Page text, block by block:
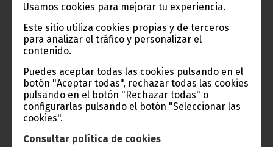
Usamos cookies para mejorar tu experiencia.
Este sitio utiliza cookies propias y de terceros
para analizar el tráfico y personalizar el
contenido.
Puedes aceptar todas las cookies pulsando en el
botón "Aceptar todas", rechazar todas las cookies
pulsando en el botón "Rechazar todas" o
configurarlas pulsando el botón "Seleccionar las
cookies".
Consultar política de cookies
Información de Guinea Ecuatorial
TVGE
Radio Nacional de Guinea
Ecuatorial
Haz click aquí para escuchar ahora